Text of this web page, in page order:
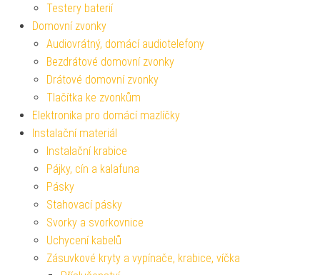
Testery baterií
Domovní zvonky
Audiovrátný, domácí audiotelefony
Bezdrátové domovní zvonky
Drátové domovní zvonky
Tlačítka ke zvonkům
Elektronika pro domácí mazlíčky
Instalační materiál
Instalační krabice
Pájky, cín a kalafuna
Pásky
Stahovací pásky
Svorky a svorkovnice
Uchycení kabelů
Zásuvkové kryty a vypínače, krabice, víčka